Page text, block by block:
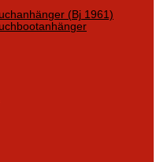
(Bj 1961)